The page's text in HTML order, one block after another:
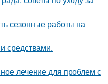
сезонные работы на
средствами.
лечение для проблем с